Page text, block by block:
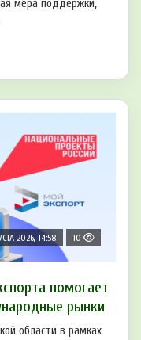
мера поддержки,
2026, 14:58 10
помогает
рынки
области в рамках